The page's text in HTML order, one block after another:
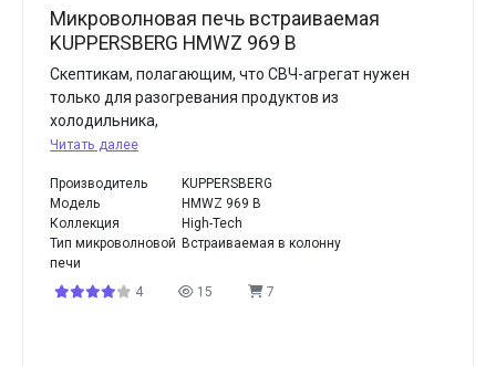
Микроволновая печь встраиваемая
KUPPERSBERG HMWZ 969 B
Скептикам, полагающим, что СВЧ-агрегат нужен
только для разогревания продуктов из
холодильника,
Читать далее
Производитель
KUPPERSBERG
Модель
HMWZ 969 B
Коллекция
High-Tech
Тип микроволновой
печи
Встраиваемая в колонну
4 15 7